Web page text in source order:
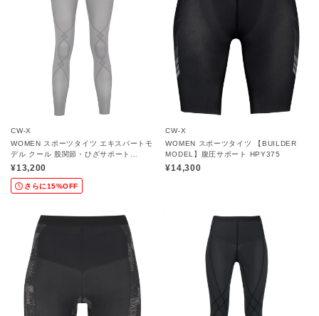
CW-X
WOMEN スポーツタイツ エキスパートモ
デル クール 股関節・ひざサポート
HXY269
¥13,200
さらに15%OFF
CW-X
WOMEN スポーツタイツ 【BUILDER
MODEL】腹圧サポート HPY375
¥14,300